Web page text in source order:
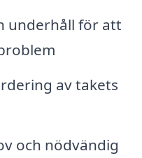
underhåll för att
av takets
och nödvändig